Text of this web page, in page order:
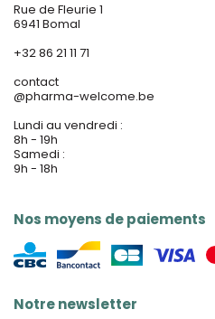
Rue de Fleurie 1
6941 Bomal
+32 86 21 11 71
contact
@pharma-welcome.be
Lundi au vendredi :
8h - 19h
Samedi :
9h - 18h
Nos moyens de paiements
Notre newsletter